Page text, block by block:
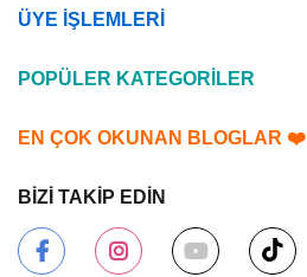
ÜYE İŞLEMLERİ
POPÜLER KATEGORİLER
EN ÇOK OKUNAN BLOGLAR ❤️
BİZİ TAKİP EDİN